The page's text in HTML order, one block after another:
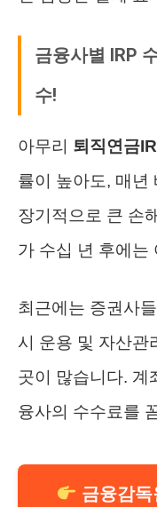
금융사별 IRP
수!
아무리 퇴직연금
률이 높아도, 매년
장기적으로 큰 손
가 수십 년 후에는
최근에는 증권사
시 운용 및 자산관
곳이 많습니다. 계
융사의 수수료를
금융감